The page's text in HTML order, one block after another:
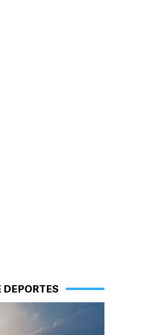
DEPORTES